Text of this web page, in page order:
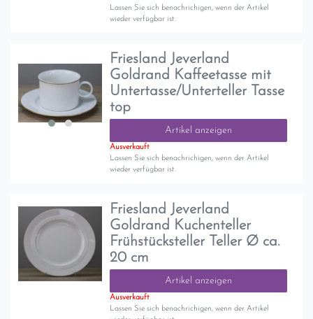
Lassen Sie sich benachrichigen, wenn der Artikel
wieder verfügbar ist.
Friesland Jeverland
Goldrand Kaffeetasse mit
Untertasse/Unterteller Tasse
top
Artikel anzeigen
Ausverkauft
Lassen Sie sich benachrichigen, wenn der Artikel
wieder verfügbar ist.
Friesland Jeverland
Goldrand Kuchenteller
Frühstücksteller Teller Ø ca.
20 cm
Artikel anzeigen
Ausverkauft
Lassen Sie sich benachrichigen, wenn der Artikel